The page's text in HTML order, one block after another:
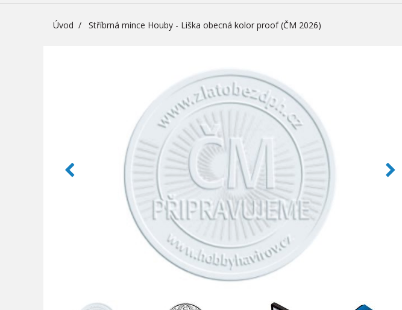
Úvod Stříbrná mince Houby - Liška obecná kolor proof (ČM 2026)